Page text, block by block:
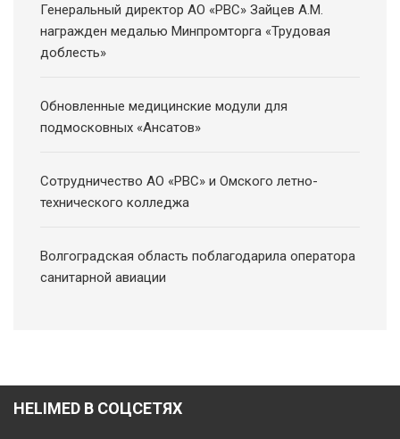
Генеральный директор АО «РВС» Зайцев А.М.
награжден медалью Минпромторга «Трудовая
доблесть»
Обновленные медицинские модули для
подмосковных «Ансатов»
Сотрудничество АО «РВС» и Омского летно-
технического колледжа
Волгоградская область поблагодарила оператора
санитарной авиации
HELIMED В СОЦСЕТЯХ